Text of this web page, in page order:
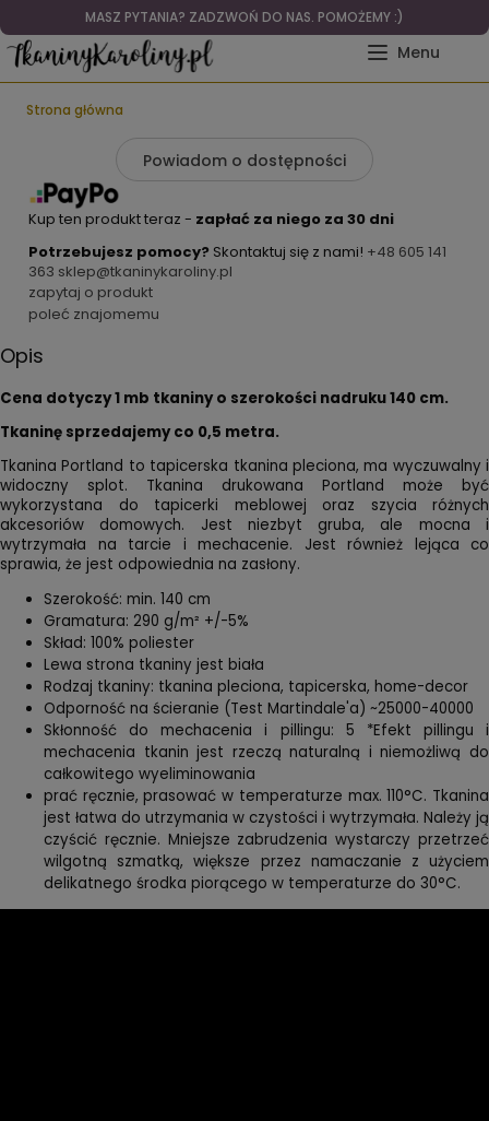
MASZ PYTANIA? ZADZWOŃ DO NAS. POMOŻEMY :)
Strona główna
Powiadom o dostępności
Kup ten produkt teraz - zapłać za niego za 30 dni
Potrzebujesz pomocy? Skontaktuj się z nami! +48 605 141
363 sklep@tkaninykaroliny.pl
zapytaj o produkt
poleć znajomemu
Opis
Cena dotyczy 1 mb tkaniny o szerokości nadruku 140 cm.
Tkaninę sprzedajemy co 0,5 metra.
Tkanina Portland to tapicerska tkanina pleciona, ma wyczuwalny i
widoczny splot. Tkanina drukowana Portland może być
wykorzystana do tapicerki meblowej oraz szycia różnych
akcesoriów domowych. Jest niezbyt gruba, ale mocna i
wytrzymała na tarcie i mechacenie. Jest również lejąca co
sprawia, że jest odpowiednia na zasłony.
Szerokość: min. 140 cm
Gramatura: 290 g/m² +/-5%
Skład: 100% poliester
Lewa strona tkaniny jest biała
Rodzaj tkaniny: tkanina pleciona, tapicerska, home-decor
Odporność na ścieranie (Test Martindale'a) ~25000-40000
Skłonność do mechacenia i pillingu: 5 *Efekt pillingu i
mechacenia tkanin jest rzeczą naturalną i niemożliwą do
całkowitego wyeliminowania
prać ręcznie, prasować w temperaturze max. 110°C. Tkanina
jest łatwa do utrzymania w czystości i wytrzymała. Należy ją
czyścić ręcznie. Mniejsze zabrudzenia wystarczy przetrzeć
wilgotną szmatką, większe przez namaczanie z użyciem
delikatnego środka piorącego w temperaturze do 30°C.